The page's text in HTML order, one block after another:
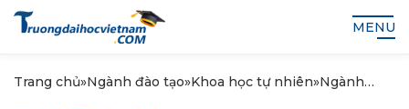
MENU
Trang chủ»Ngành đào tạo»Khoa học tự nhiên»Ngành